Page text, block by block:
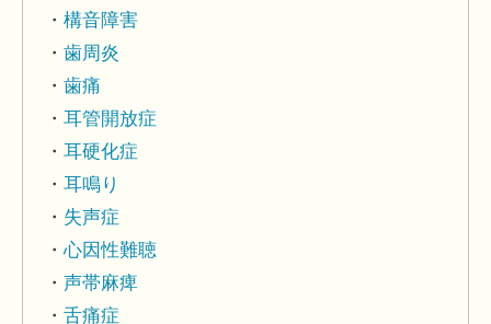
構音障害
歯周炎
歯痛
耳管開放症
耳硬化症
耳鳴り
失声症
心因性難聴
声帯麻痺
舌痛症